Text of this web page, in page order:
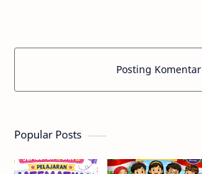
Posting Komentar
Popular Posts